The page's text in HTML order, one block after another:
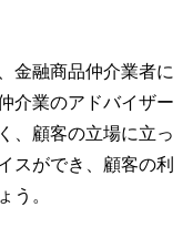
金融商品仲介業者に
介業のアドバイザー
、顧客の立場に立っ
スができ、顧客の利
う。